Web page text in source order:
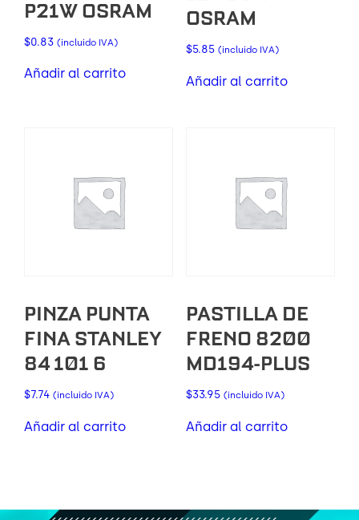
P21W OSRAM
$0.83 (incluido IVA)
Añadir al carrito
OSRAM
$5.85 (incluido IVA)
Añadir al carrito
PINZA PUNTA
FINA STANLEY
84 101 6
$7.74 (incluido IVA)
Añadir al carrito
PASTILLA DE
FRENO 8200
MD194-PLUS
$33.95 (incluido IVA)
Añadir al carrito